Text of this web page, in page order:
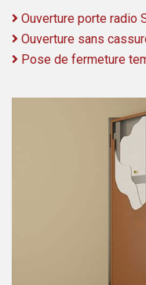
Ouverture porte radio
Ouverture sans
Pose de fermeture